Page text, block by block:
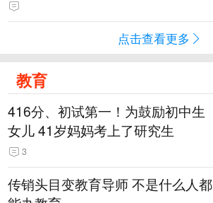
点击查看更多
教育
416分、初试第一！为鼓励初中生
女儿 41岁妈妈考上了研究生
3
传销头目变教育导师 不是什么人都